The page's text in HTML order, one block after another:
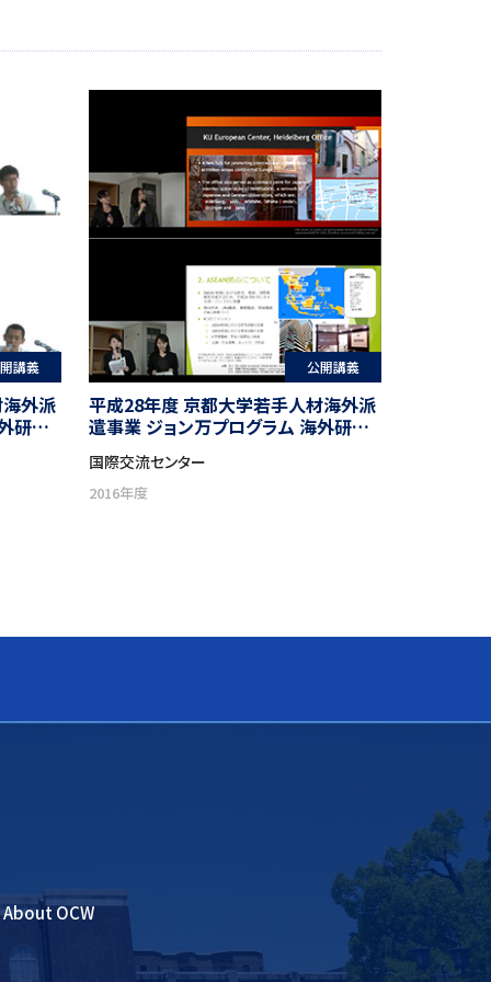
講義
外派
研修
公開講義
平成28年度 京都大学若手人材海外派
遣事業 ジョン万プログラム 海外研修
参加職員による帰国報告会, 2016
国際交流センター
2016年度
About OCW